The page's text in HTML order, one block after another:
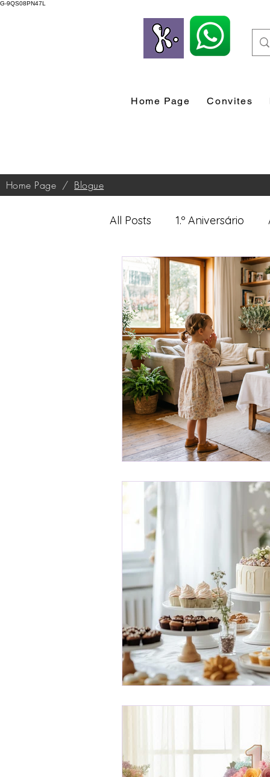
G-9QS08PN47L
Home Page Convites
Home Page / Blogue
All Posts 1.º Aniversário
Desenvolvimento
Receitas Ser Mulher
Desenvolvimento Infantil
Organização Familiar
Bem-Estar Familiar
Maternidade Real